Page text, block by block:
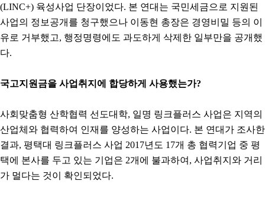
(LINC+) 육성사업 단장이었다. 본 연대는 국민세금으로 지원된
사업의 정보공개를 청구했으나 이동현 총장은 경영비밀 등의 이
유로 거부했고, 행정명령에도 과도하게 삭제한 일부만을 공개했
다.
국고지원금을 사업취지에 합당하게 사용했는가?
사회맞춤형 산학협력 선도대학, 일명 링크플러스 사업은 지역의
산업체와 협력하여 인재를 양성하는 사업이다. 본 연대가 조사한
결과, 평택대 링크플러스 사업 2017년도 17개 총 협력기업 중 평
택에 본사를 두고 있는 기업은 2개에 불과하여, 사업취지와 거리
가 멀다는 것이 확인되었다.